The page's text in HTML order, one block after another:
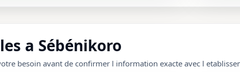
a Sébénikoro
besoin avant de confirmer l information exacte avec l